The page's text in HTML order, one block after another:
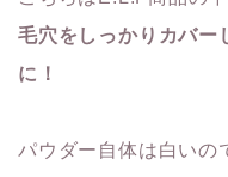
毛穴をしっかりカバー
に！
パウダー自体は白いの